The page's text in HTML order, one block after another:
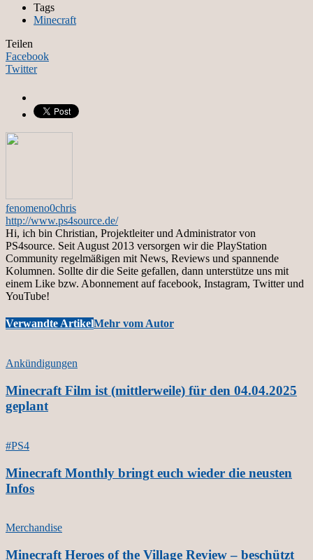
Tags
Minecraft
Teilen
Facebook
Twitter
fenomeno0chris
http://www.ps4source.de/
Hi, ich bin Christian, Projektleiter und Administrator von
PS4source. Seit August 2013 versorgen wir die PlayStation
Community regelmäßigen mit News, Reviews und spannende
Kolumnen. Sollte dir die Seite gefallen, dann unterstütze uns mit
einem Like bzw. Abonnement auf facebook, Instagram, Twitter und
YouTube!
Verwandte ArtikelMehr vom Autor
Ankündigungen
Minecraft Film ist (mittlerweile) für den 04.04.2025
geplant
#PS4
Minecraft Monthly bringt euch wieder die neusten
Infos
Merchandise
Minecraft Heroes of the Village Review – beschützt